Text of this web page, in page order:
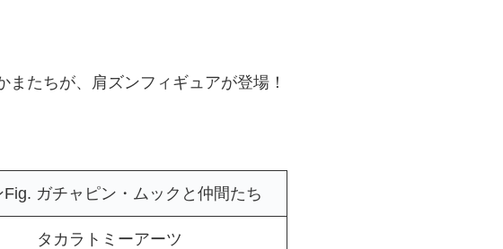
またちが、肩ズンフィギュアが登場！
ガチャピン・ムックと仲間たち
タカラトミーアーツ